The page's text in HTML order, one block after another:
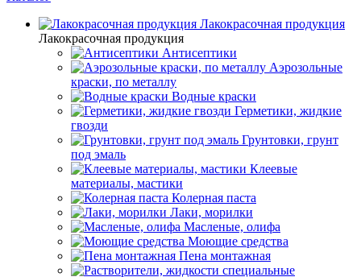
Лакокрасочная продукция
Лакокрасочная продукция
Антисептики
Аэрозольные
краски, по металлу
Водные краски
Герметики, жидкие
гвозди
Грунтовки, грунт
под эмаль
Клеевые
материалы, мастики
Колерная паста
Лаки, морилки
Масленые, олифа
Моющие средства
Пена монтажная